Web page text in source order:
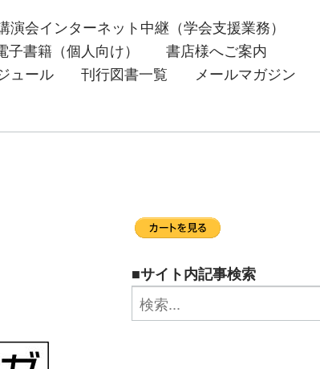
演会インターネット中継（学会支援業務）
子書籍（個人向け）
書店様へご案内
ュール 刊行図書一覧
メールマガジン
■サイト内記事検索